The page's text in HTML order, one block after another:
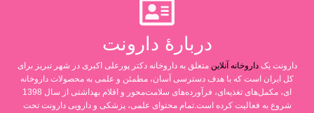
دربارۀ دارونت
دارونت یکداروخانه آنلاین متعلق به داروخانه دکتر پورعلی اکبری در شهر تبریز برای
کل ایران است که با هدف دسترسی آسان، مطمئن و علمی به محصولات داروخانه
ای، مکمل‌های تغذیه‌ای، فرآورده‌های سلامت‌محور و اقلام بهداشتی از سال 1398
شروع به فعالیت کرده است.تمام محتوای علمی، پزشکی و دارویی دارونت تحت